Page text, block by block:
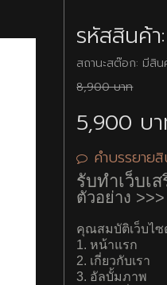
รหัสสินค้า
สถานะสต๊อก: มีสิน
8,900 บาท
5,900 บ
เขียน
รหัสป้อง
คำบรรยาย
รับทำเว็บเ
ตัวอย่าง >>>
คุณสมบัติเว็บไซ
1. หน้าแรก
2. เกี่ยวกับเรา
3. อัลบั้มภาพ